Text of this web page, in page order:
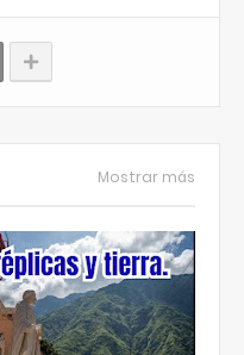
Mostrar más